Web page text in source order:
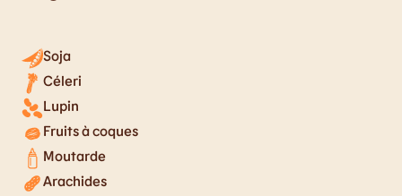
Soja
Céleri
Lupin
Fruits à coques
Moutarde
Arachides